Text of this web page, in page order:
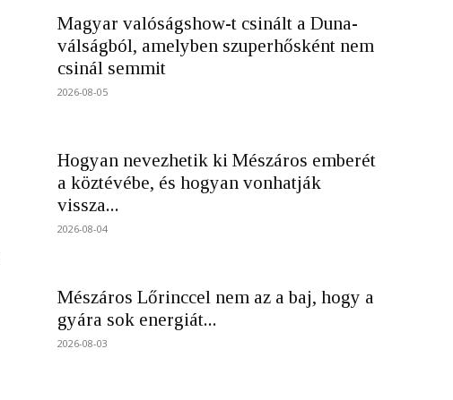
Magyar valóságshow-t csinált a Duna-
válságból, amelyben szuperhősként nem
csinál semmit
2026-08-05
Hogyan nevezhetik ki Mészáros emberét
a köztévébe, és hogyan vonhatják
vissza...
2026-08-04
Mészáros Lőrinccel nem az a baj, hogy a
gyára sok energiát...
2026-08-03